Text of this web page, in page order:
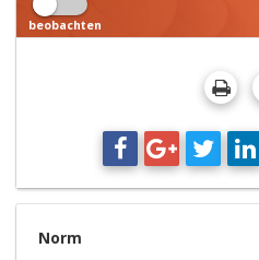
beobachten
Norm